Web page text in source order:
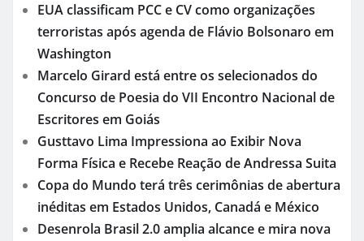
EUA classificam PCC e CV como organizações
terroristas após agenda de Flávio Bolsonaro em
Washington
Marcelo Girard está entre os selecionados do
Concurso de Poesia do VII Encontro Nacional de
Escritores em Goiás
Gusttavo Lima Impressiona ao Exibir Nova
Forma Física e Recebe Reação de Andressa Suita
Copa do Mundo terá três cerimônias de abertura
inéditas em Estados Unidos, Canadá e México
Desenrola Brasil 2.0 amplia alcance e mira nova